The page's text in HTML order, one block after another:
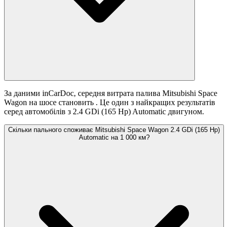
За даними inCarDoc, середня витрата палива Mitsubishi Space
Wagon на шосе становить . Це один з найкращих результатів
серед автомобілів з 2.4 GDi (165 Hp) Automatic двигуном.
Скільки пального споживає Mitsubishi Space Wagon 2.4 GDi (165 Hp)
Automatic на 1 000 км?